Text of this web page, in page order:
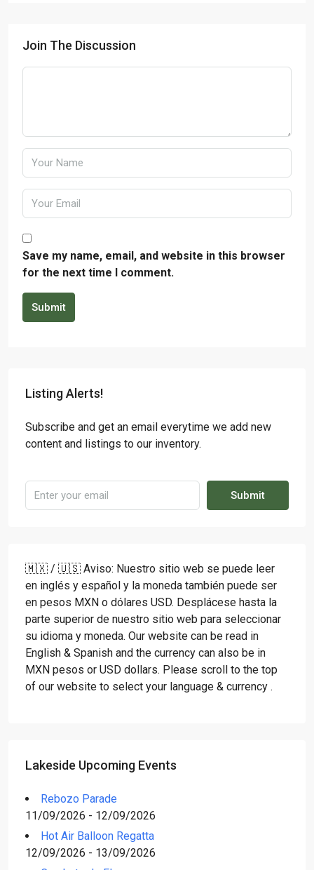
Join The Discussion
Save my name, email, and website in this browser
for the next time I comment.
Submit
Listing Alerts!
Subscribe and get an email everytime we add new
content and listings to our inventory.
Submit
🇲🇽 / 🇺🇸 Aviso: Nuestro sitio web se puede leer
en inglés y español y la moneda también puede ser
en pesos MXN o dólares USD. Desplácese hasta la
parte superior de nuestro sitio web para seleccionar
su idioma y moneda. Our website can be read in
English & Spanish and the currency can also be in
MXN pesos or USD dollars. Please scroll to the top
of our website to select your language & currency .
Lakeside Upcoming Events
Rebozo Parade
11/09/2026 - 12/09/2026
Hot Air Balloon Regatta
12/09/2026 - 13/09/2026